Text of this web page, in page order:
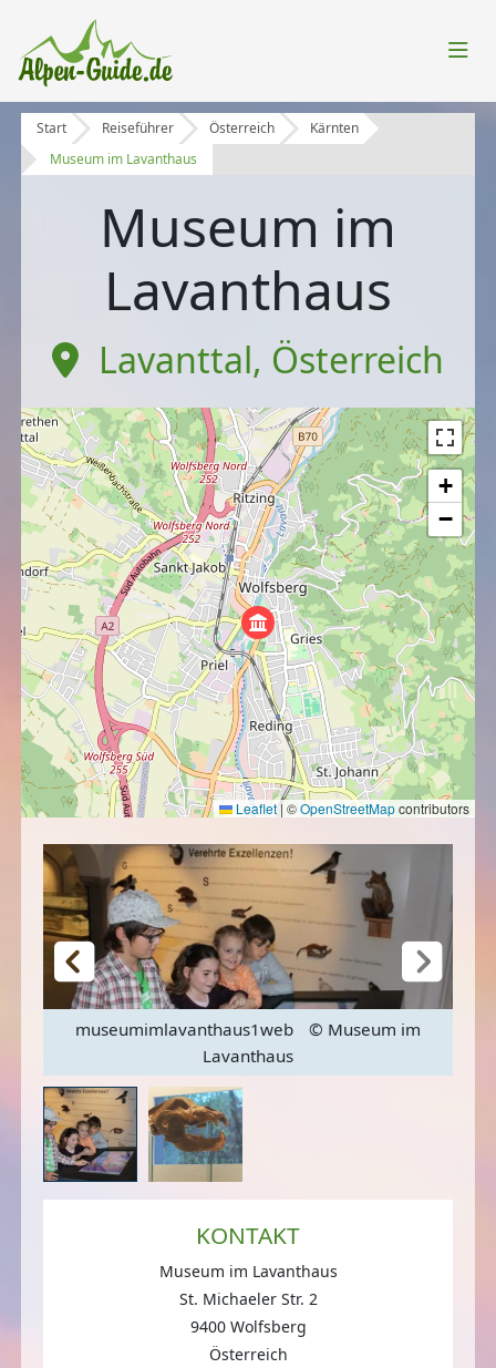
Start Reiseführer Österreich
Kärnten
Museum im Lavanthaus
Museum im
Lavanthaus
Lavanttal, Österreich
+
−
Leaflet| ©OpenStreetMapcontributors
museumimlavanthaus1web
© Museum im
Lavanthaus
KONTAKT
Museum im Lavanthaus
St. Michaeler Str. 2
9400 Wolfsberg
Österreich